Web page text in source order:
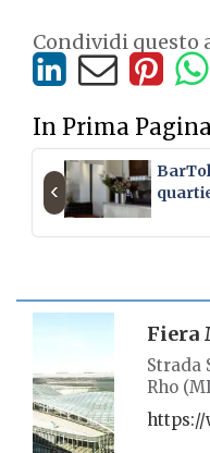
Condividi questo
In Prima Pagina
‹
Fiera
Strada
Rho